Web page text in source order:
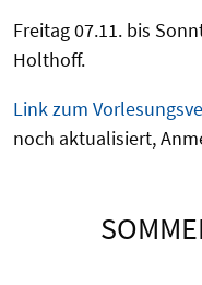
Freitag 07.11. bis
Holthoff.
Link zum
noch aktualisiert,